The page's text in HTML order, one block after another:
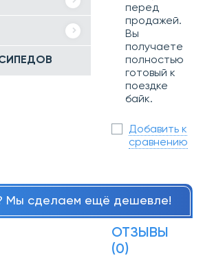
перед
продажей.
Вы
получаете
полностью
готовый к
поездке
байк.
Добавить к
сравнению
Мы сделаем ещё дешевле!
ОТЗЫВЫ
(0)